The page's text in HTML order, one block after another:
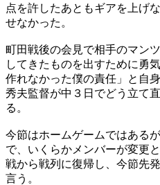
点を許したあともギアを上げ
せなかった。
町田戦後の会見で相手のマン
してきたものを出すために勇
作れなかった僕の責任」と自
秀夫監督が中３日でどう立て
る。
今節はホームゲームではある
で、いくらかメンバーが変更
戦から戦列に復帰し、今節先
言う。